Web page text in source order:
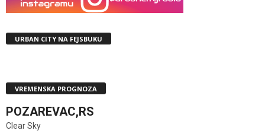
URBAN CITY NA FEJSBUKU
VREMENSKA PROGNOZA
POZAREVAC,RS
Clear Sky